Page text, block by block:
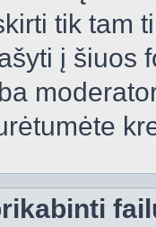
tik tam
į šiuos